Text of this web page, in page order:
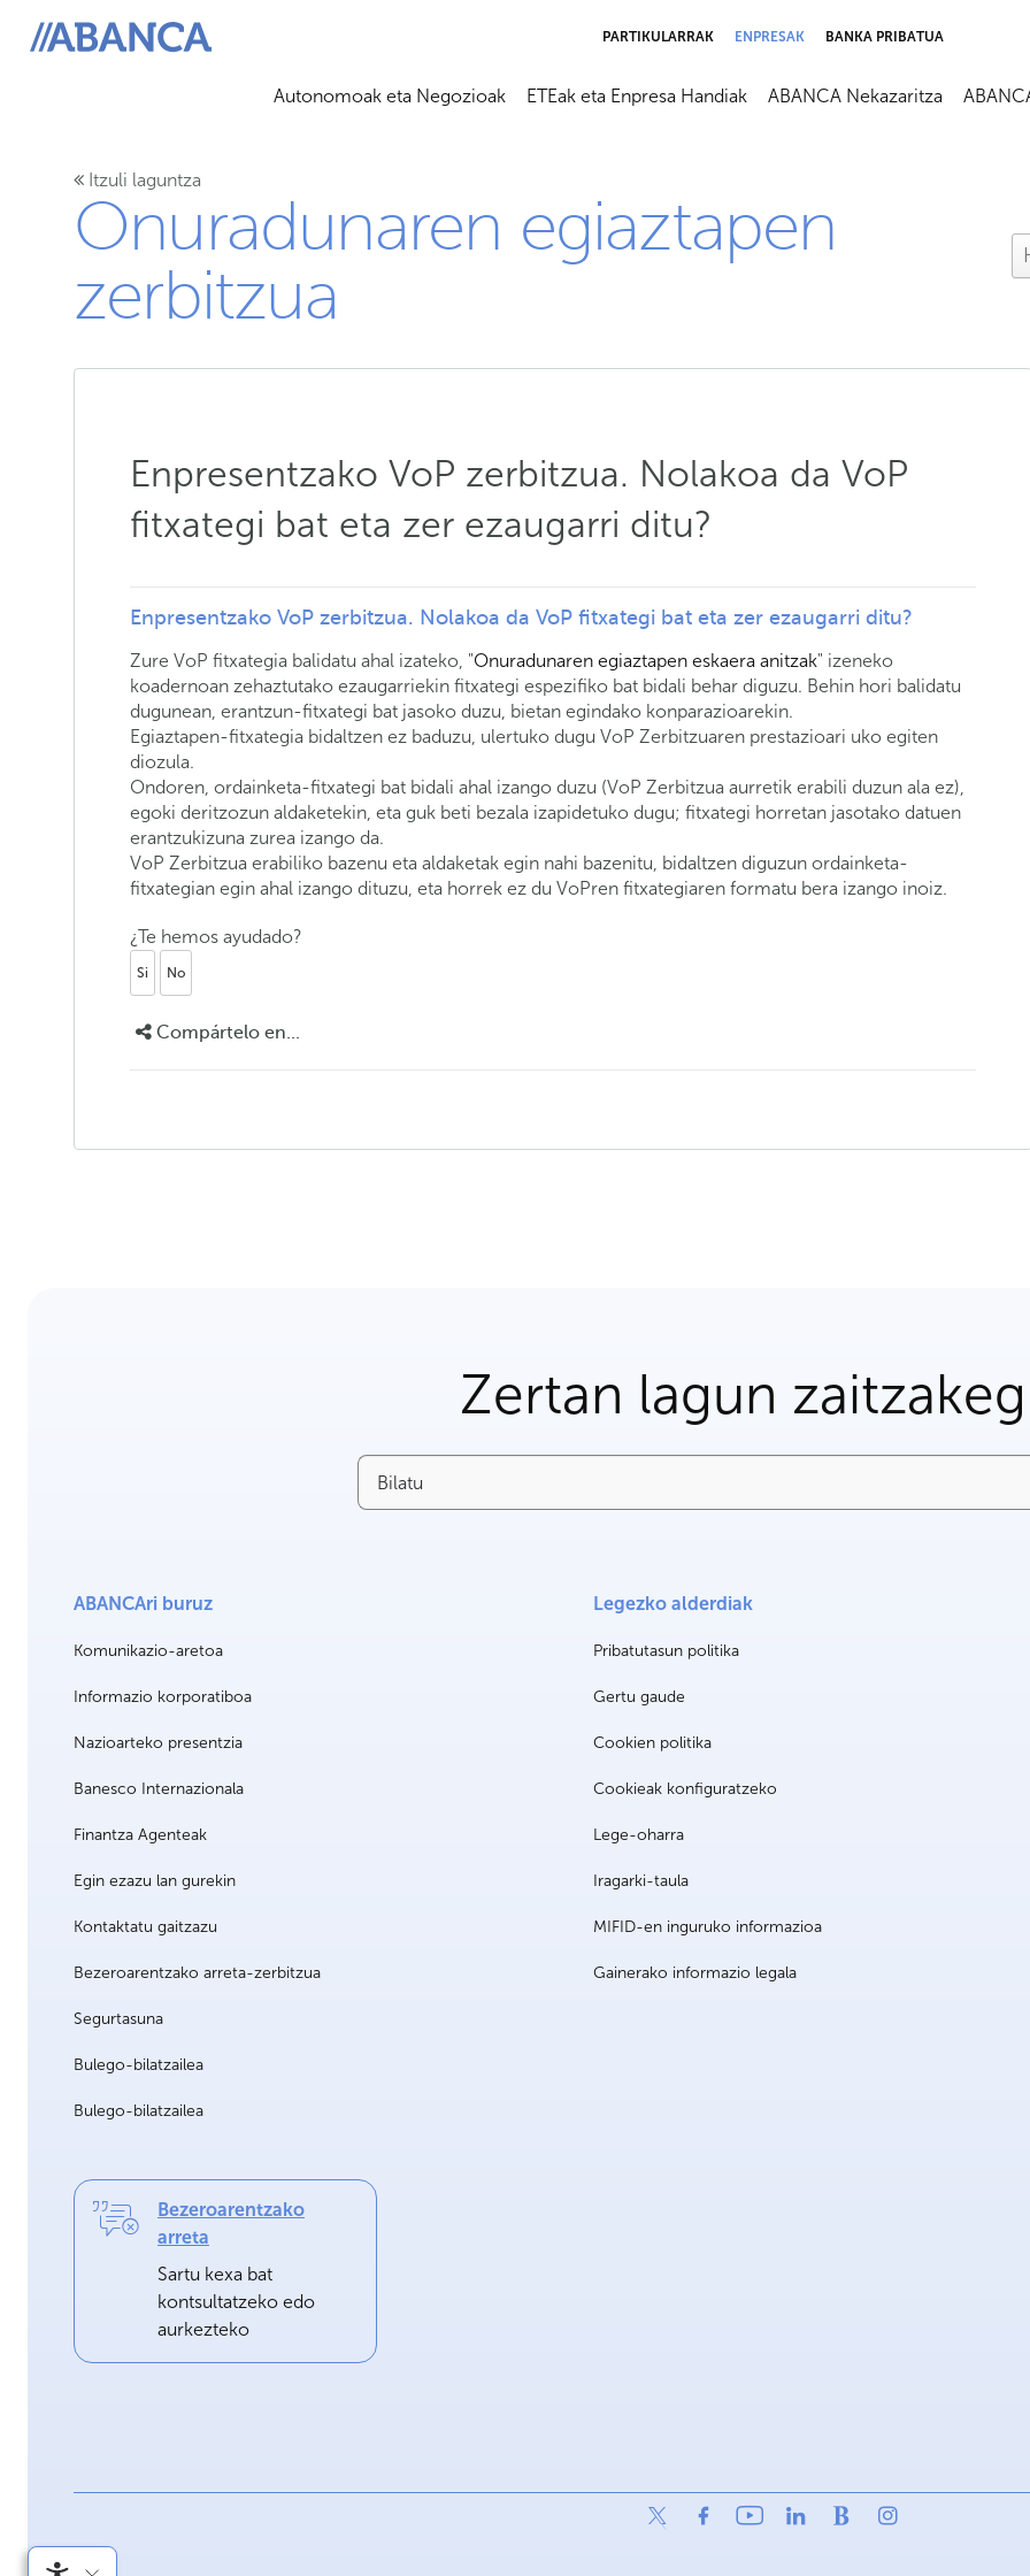
ABANCA
PARTIKULARRAK ENPRESAK BANKA PRIBATUA
Autonomoak eta Negozioak ETEak eta Enpresa Handiak ABANCA Nekazaritza
Itzuli laguntza
Onuradunaren egiaztapen
zerbitzua
Enpresentzako VoP zerbitzua. Nolakoa da VoP
fitxategi bat eta zer ezaugarri ditu?
Enpresentzako VoP zerbitzua. Nolakoa da VoP fitxategi bat eta zer ezaugarri ditu?
Zure VoP fitxategia balidatu ahal izateko, "Onuradunaren egiaztapen eskaera anitzak" izeneko
koadernoan zehaztutako ezaugarriekin fitxategi espezifiko bat bidali behar diguzu. Behin hori balidatu
dugunean, erantzun-fitxategi bat jasoko duzu, bietan egindako konparazioarekin.
Egiaztapen-fitxategia bidaltzen ez baduzu, ulertuko dugu VoP Zerbitzuaren prestazioari uko egiten
diozula.
Ondoren, ordainketa-fitxategi bat bidali ahal izango duzu (VoP Zerbitzua aurretik erabili duzun ala ez),
egoki deritzozun aldaketekin, eta guk beti bezala izapidetuko dugu; fitxategi horretan jasotako datuen
erantzukizuna zurea izango da.
VoP Zerbitzua erabiliko bazenu eta aldaketak egin nahi bazenitu, bidaltzen diguzun ordainketa-
fitxategian egin ahal izango dituzu, eta horrek ez du VoPren fitxategiaren formatu bera izango inoiz.
¿Te hemos ayudado?
Si No
Compártelo en...
Zertan lagun
Bilatu
ABANCAri buruz
Komunikazio-aretoa
Informazio korporatiboa
Nazioarteko presentzia
Banesco Internazionala
Finantza Agenteak
Egin ezazu lan gurekin
Kontaktatu gaitzazu
Bezeroarentzako arreta-zerbitzua
Segurtasuna
Bulego-bilatzailea
Bulego-bilatzailea
Legezko alderdiak
Pribatutasun politika
Gertu gaude
Cookien politika
Cookieak konfiguratzeko
Lege-oharra
Iragarki-taula
MIFID-en inguruko informazioa
Gainerako informazio legala
Bezeroarentzako
arreta
Sartu kexa bat
kontsultatzeko edo
aurkezteko